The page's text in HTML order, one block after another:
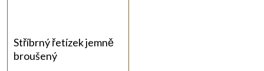
Stříbrný řetízek jemně
broušený